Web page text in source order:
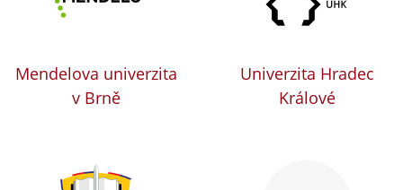
Mendelova univerzita
v Brně
Univerzita Hradec
Králové